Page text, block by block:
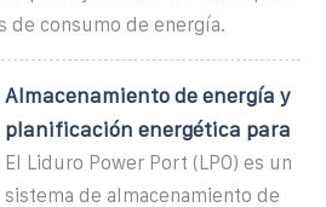
de consumo de energía.
Almacenamiento de energía y
planificación energética para
El Liduro Power Port (LPO) es un
sistema de almacenamiento de